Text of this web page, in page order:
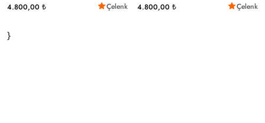
4.800,00 ₺ Çelenk 4.800,00 ₺ Çelenk
}